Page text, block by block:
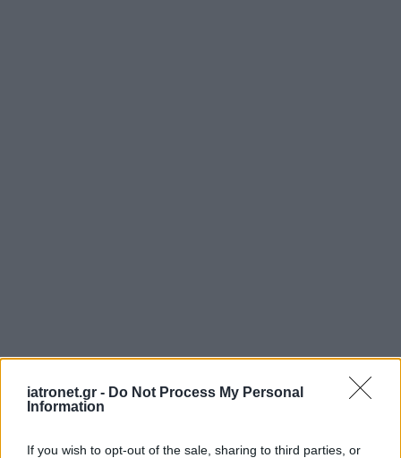
iatronet.gr - Do Not Process My Personal
Information
If you wish to opt-out of the sale, sharing to third parties, or